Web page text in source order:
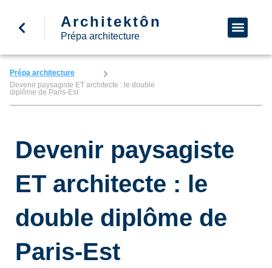
Architektôn
Prépa architecture
Prépa architecture
Devenir paysagiste ET architecte : le double
diplôme de Paris-Est
Devenir paysagiste
ET architecte : le
double diplôme de
Paris-Est